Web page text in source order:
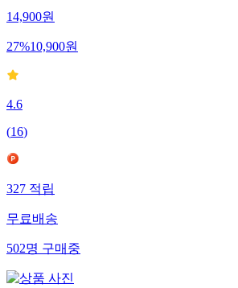
14,900원
27%10,900원
4.6
(16)
327적립
무료배송
502명구매중